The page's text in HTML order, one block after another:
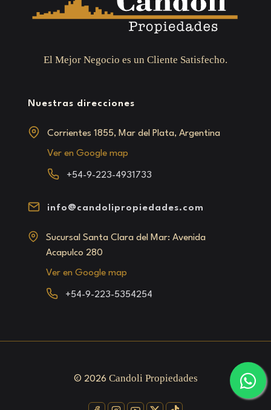
El Mejor Negocio es un Cliente Satisfecho.
Nuestras direcciones
Corrientes 1855, Mar del Plata, Argentina
Ver en Google map
+54-9-223-4931733
info@candolipropiedades.com
Sucursal Santa Clara del Mar: Avenida
Acapulco 280
Ver en Google map
+54-9-223-5354254
© 2026 Candoli Propiedades